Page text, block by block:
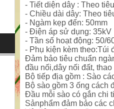
- Tiết diện dây : Theo
- Chiều dài dây: Theo
- Ngàm kẹp đến: 50mm
- Điện áp sử dụng: 35kV
- Tần số hoạt động: 50/
- Phụ kiện kèm theo:Túi
Đảm bảo tiêu chuẩn
đầu nối,dây nối đất,
Bộ tiếp địa gồm : Sào
Bộ sào gồm 3 ống
Đầu mỗi sào có gắn chi
Sảnphẩm đảm bảo các